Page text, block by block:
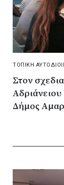
ΤΟΠΙΚΗ
Στον
Δήμος